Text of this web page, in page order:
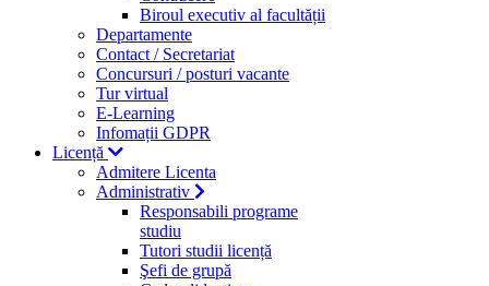
Biroul executiv al facultății
Departamente
Contact / Secretariat
Concursuri / posturi vacante
Tur virtual
E-Learning
Infomații GDPR
Licență
Admitere Licenta
Administrativ
Responsabili programe
studiu
Tutori studii licență
Şefi de grupă